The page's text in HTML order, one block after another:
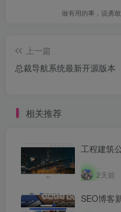
做有用的事，说勇
上一篇
总裁导航系统最新开源版本
相关推荐
工程建筑
2天前
SEO博客